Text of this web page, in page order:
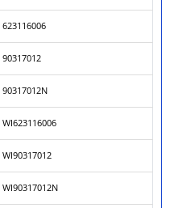
623116006
90317012
90317012N
WI623116006
WI90317012
WI90317012N